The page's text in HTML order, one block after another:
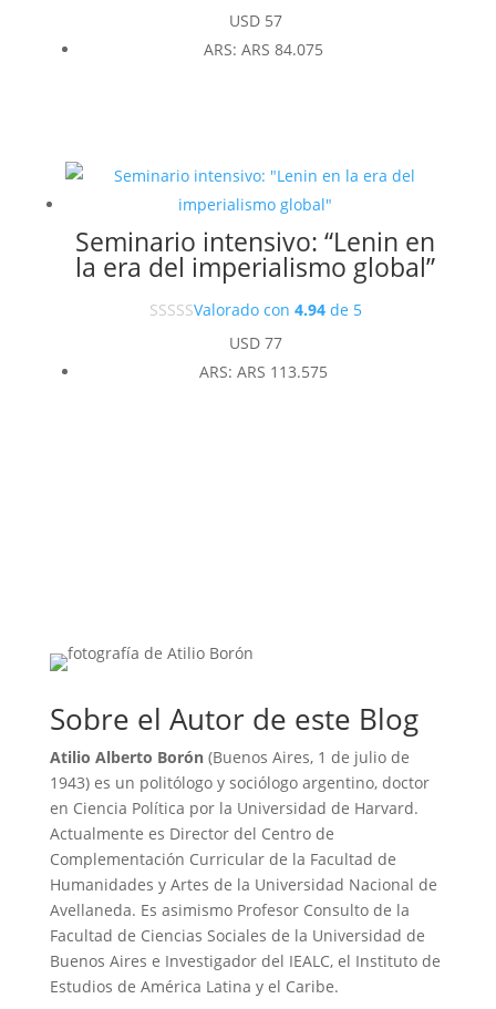
USD57
ARS: ARS 84.075
Seminario intensivo: “Lenin en
la era del imperialismo global”
Valorado con 4.94de 5
USD77
ARS: ARS 113.575
Sobre el Autor de este Blog
Atilio Alberto Borón(Buenos Aires, 1 de julio de
1943) es un politólogo y sociólogo argentino, doctor
en Ciencia Política por la Universidad de Harvard.
Actualmente es Director del Centro de
Complementación Curricular de la Facultad de
Humanidades y Artes de la Universidad Nacional de
Avellaneda. Es asimismo Profesor Consulto de la
Facultad de Ciencias Sociales de la Universidad de
Buenos Aires e Investigador del IEALC, el Instituto de
Estudios de América Latina y el Caribe.